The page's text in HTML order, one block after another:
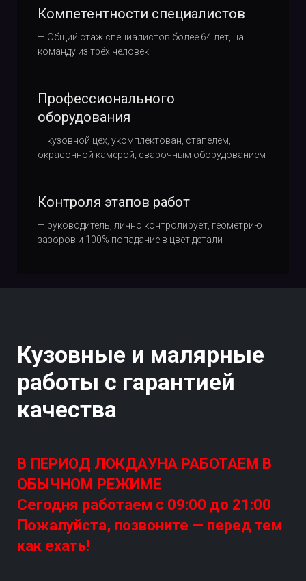
Компетентности специалистов
— Общий стаж специалистов более 64 лет, на
команду из трёх человек
Профессионального
оборудования
— кузовной цех, укомплектован, стапелем,
окрасочной камерой, сварочным оборудованием
Контроля этапов работ
— руководитель, лично контролирует, геометрию
зазоров и 100% попадание в цвет детали
Кузовные и малярные
работы с гарантией
качества
В ПЕРИОД ЛОКДАУНА РАБОТАЕМ В
ОБЫЧНОМ РЕЖИМЕ
Сегодня работаем с 09:00 до 21:00
Пожалуйста, позвоните — перед тем
как ехать!